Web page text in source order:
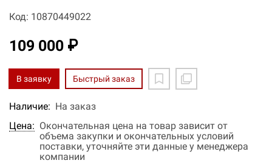
Код: 10870449022
109 000 ₽
В заявку Быстрый заказ
Наличие: На заказ
Цена: Окончательная цена на товар зависит от
объема закупки и окончательных условий
поставки, уточняйте эти данные у менеджера
компании